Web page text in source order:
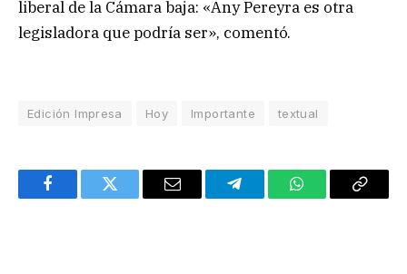
liberal de la Cámara baja: «Any Pereyra es otra
legisladora que podría ser», comentó.
Edición Impresa Hoy Importante textual
FacebookTwitter Email TelegramWhatsAppCopy